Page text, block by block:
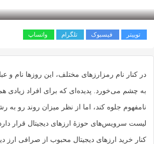
را
با
به
اشتراک
بگذارید.
لینک
توییتر فیسبوک تلگرام واتساپ
در کنار نام رمزارزهای مختلف، این روزها نام و
به چشم می‌خورد. پدیده‌ای که برای افراد زیادی
نامفهوم جلوه کند، اما از نظر میزان روند رو به
لیست سرویس‌های حوزۀ ارزهای دیجیتال قرار دارد و
کنار خرید ارزهای دیجیتال محبوب از صرافی‌ ارز